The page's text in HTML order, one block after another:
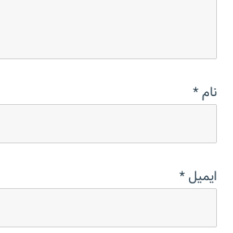
نام*
ایمیل*